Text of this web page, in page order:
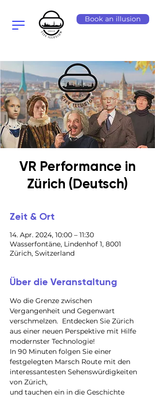
Book an illusion
VR Performance in
Zürich (Deutsch)
Zeit & Ort
14. Apr. 2024, 10:00 – 11:30
Wasserfontäne, Lindenhof 1, 8001
Zürich, Switzerland
Über die Veranstaltung
Wo die Grenze zwischen
Vergangenheit und Gegenwart
verschmelzen.  Entdecken Sie Zürich
aus einer neuen Perspektive mit Hilfe
modernster Technologie!
In 90 Minuten folgen Sie einer
festgelegten Marsch Route mit den
interessantesten Sehenswürdigkeiten
von Zürich,
und tauchen ein in die Geschichte